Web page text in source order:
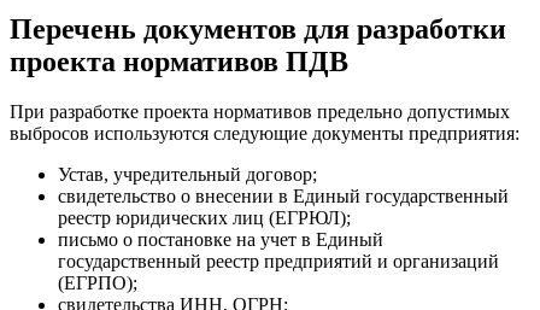
Перечень документов для разработки
проекта нормативов ПДВ
При разработке проекта нормативов предельно допустимых
выбросов используются следующие документы предприятия:
Устав, учредительный договор;
свидетельство о внесении в Единый государственный
реестр юридических лиц (ЕГРЮЛ);
письмо о постановке на учет в Единый
государственный реестр предприятий и организаций
(ЕГРПО);
свидетельства ИНН, ОГРН;